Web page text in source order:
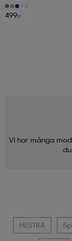
Fleecetröja, Dam
+4
499:-
Vi har många
HESTRA